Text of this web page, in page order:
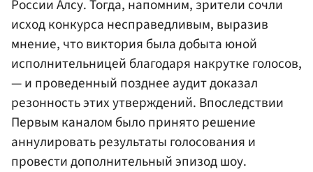
России Алсу. Тогда, напомним, зрители сочли
исход конкурса несправедливым, выразив
мнение, что виктория была добыта юной
исполнительницей благодаря накрутке голосов,
— и проведенный позднее аудит доказал
резонность этих утверждений. Впоследствии
Первым каналом было принято решение
аннулировать результаты голосования и
провести дополнительный эпизод шоу.